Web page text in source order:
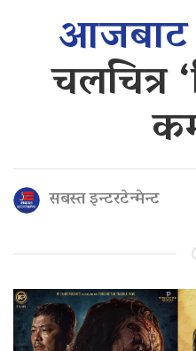
चलचित्र
सबस्त इन्टरटेन्मेन्ट